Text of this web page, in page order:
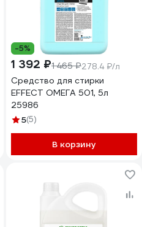
-5%
1 392 ₽1 465 ₽278.4 ₽/л
Средство для стирки
EFFECT ОМЕГА 501, 5л
25986
5(5)
В корзину